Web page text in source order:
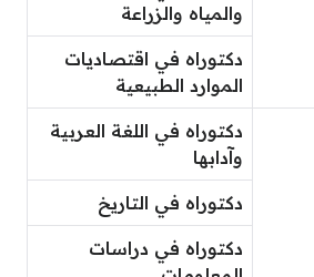
والمياه والزراعة
دكتوراه في اقتصاديات
الموارد الطبيعية
دكتوراه في اللغة العربية
وآدابها
دكتوراه في التاريخ
دكتوراه في دراسات